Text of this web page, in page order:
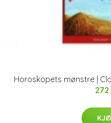
Horoskopets mønstre |
272